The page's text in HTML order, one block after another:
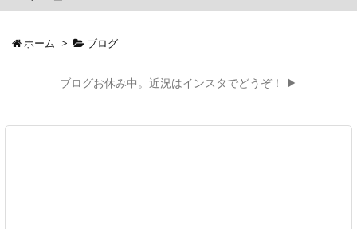
ホーム > ブログ
ブログお休み中。近況はインスタでどうぞ！ ▶